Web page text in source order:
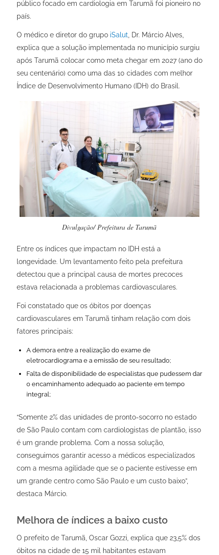
público focado em cardiologia em Tarumã foi pioneiro no
país.
O médico e diretor do grupo iSalut, Dr. Márcio Alves,
explica que a solução implementada no município surgiu
após Tarumã colocar como meta chegar em 2027 (ano do
seu centenário) como uma das 10 cidades com melhor
Índice de Desenvolvimento Humano (IDH) do Brasil.
Divulgação/ Prefeitura de Tarumã
Entre os índices que impactam no IDH está a
longevidade. Um levantamento feito pela prefeitura
detectou que a principal causa de mortes precoces
estava relacionada a problemas cardiovasculares.
Foi constatado que os óbitos por doenças
cardiovasculares em Tarumã tinham relação com dois
fatores principais:
A demora entre a realização do exame de
eletrocardiograma e a emissão de seu resultado;
Falta de disponibilidade de especialistas que pudessem dar
o encaminhamento adequado ao paciente em tempo
integral;
“Somente 2% das unidades de pronto-socorro no estado
de São Paulo contam com cardiologistas de plantão, isso
é um grande problema. Com a nossa solução,
conseguimos garantir acesso a médicos especializados
com a mesma agilidade que se o paciente estivesse em
um grande centro como São Paulo e um custo baixo”,
destaca Márcio.
Melhora de índices a baixo custo
O prefeito de Tarumã, Oscar Gozzi, explica que 23,5% dos
óbitos na cidade de 15 mil habitantes estavam